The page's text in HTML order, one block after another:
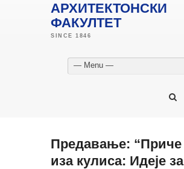
АРХИТЕКТОНСКИ
ФАКУЛТЕТ
— Menu —
Предавање: “Приче
иза кулиса: Идеје за